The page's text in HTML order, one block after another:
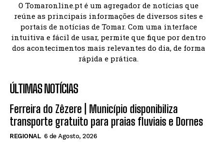
O Tomaronline.pt é um agregador de notícias que
reúne as principais informações de diversos sites e
portais de notícias de Tomar. Com uma interface
intuitiva e fácil de usar, permite que fique por dentro
dos acontecimentos mais relevantes do dia, de forma
rápida e prática.
ÚLTIMAS NOTÍCIAS
Ferreira do Zêzere | Município disponibiliza
transporte gratuito para praias fluviais e Dornes
REGIONAL 6 de Agosto, 2026